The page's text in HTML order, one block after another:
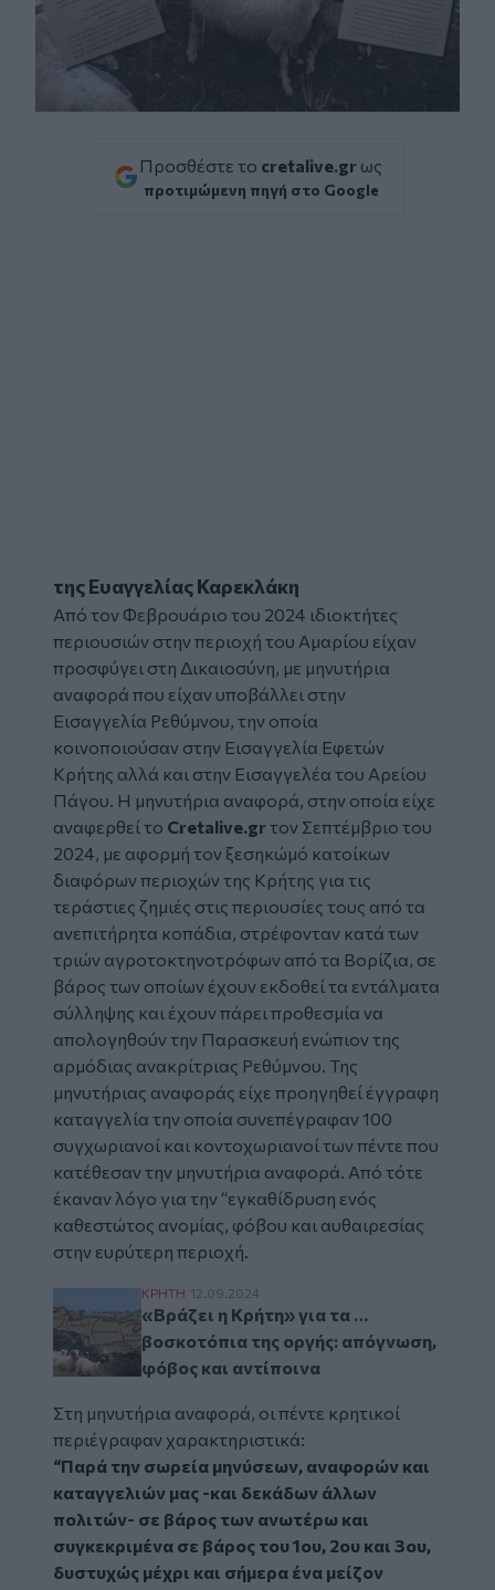
Προσθέστε το cretalive.gr ως
προτιμώμενη πηγή στο Google
της Ευαγγελίας Καρεκλάκη
Από τον Φεβρουάριο του 2024 ιδιοκτήτες
περιουσιών στην περιοχή του Αμαρίου είχαν
προσφύγει στη Δικαιοσύνη, με μηνυτήρια
αναφορά που είχαν υποβάλλει στην
Εισαγγελία Ρεθύμνου, την οποία
κοινοποιούσαν στην Εισαγγελία Εφετών
Κρήτης αλλά και στην Εισαγγελέα του Αρείου
Πάγου. Η μηνυτήρια αναφορά, στην οποία είχε
αναφερθεί το Cretalive.gr τον Σεπτέμβριο του
2024, με αφορμή τον ξεσηκώμό κατοίκων
διαφόρων περιοχών της Κρήτης για τις
τεράστιες ζημιές στις περιουσίες τους από τα
ανεπιτήρητα κοπάδια, στρέφονταν κατά των
τριών αγροτοκτηνοτρόφων από τα Βορίζια, σε
βάρος των οποίων έχουν εκδοθεί τα εντάλματα
σύλληψης και έχουν πάρει προθεσμία να
απολογηθούν την Παρασκευή ενώπιον της
αρμόδιας ανακρίτριας Ρεθύμνου. Της
μηνυτήριας αναφοράς είχε προηγηθεί έγγραφη
καταγγελία την οποία συνεπέγραφαν 100
συγχωριανοί και κοντοχωριανοί των πέντε που
κατέθεσαν την μηνυτήρια αναφορά. Από τότε
έκαναν λόγο για την “εγκαθίδρυση ενός
καθεστώτος ανομίας, φόβου και αυθαιρεσίας
στην ευρύτερη περιοχή.
«Βράζει η Κρήτη» για τα …βοσκοτόπια
ΚΡΗΤΗ 12.09.2024
«Βράζει η Κρήτη» για τα …
βοσκοτόπια της οργής: απόγνωση,
φόβος και αντίποινα
Στη μηνυτήρια αναφορά, οι πέντε κρητικοί
περιέγραφαν χαρακτηριστικά:
“Παρά την σωρεία μηνύσεων, αναφορών και
καταγγελιών μας -και δεκάδων άλλων
πολιτών- σε βάρος των ανωτέρω και
συγκεκριμένα σε βάρος του 1ου, 2ου και 3ου,
δυστυχώς μέχρι και σήμερα ένα μείζον